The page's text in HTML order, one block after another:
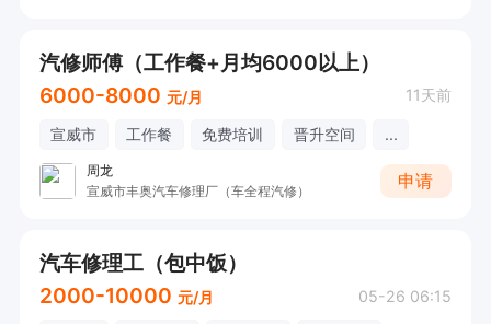
汽修师傅（工作餐+月均6000以上）
6000-8000 元/月 11天前
宣威市 工作餐 免费培训 晋升空间 ...
周龙
宣威市丰奥汽车修理厂（车全程汽修）
申请
汽车修理工（包中饭）
2000-10000 元/月 05-26 06:15